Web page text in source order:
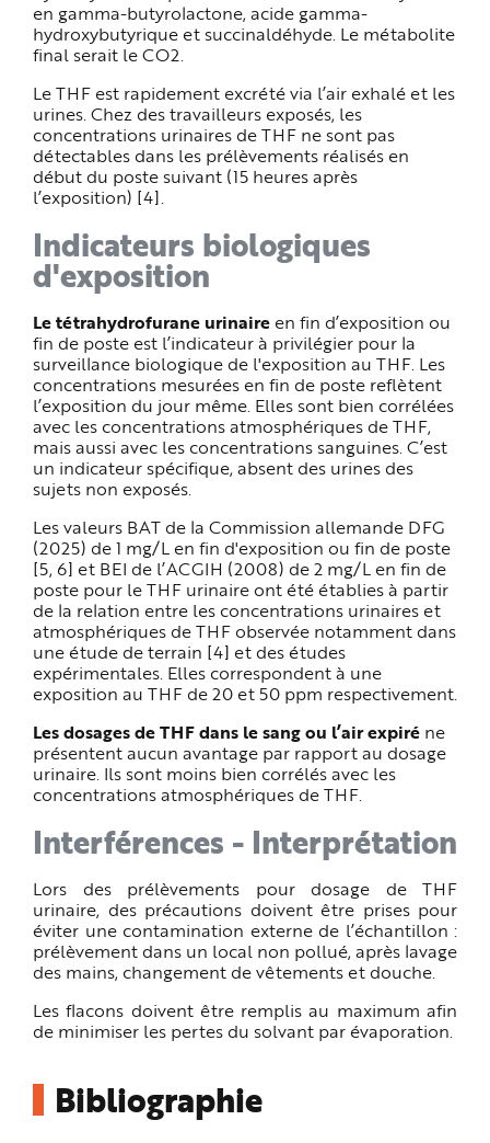
en gamma-butyrolactone, acide gamma-
hydroxybutyrique et succinaldéhyde. Le métabolite
final serait le CO2.
Le THF est rapidement excrété via l’air exhalé et les
urines. Chez des travailleurs exposés, les
concentrations urinaires de THF ne sont pas
détectables dans les prélèvements réalisés en
début du poste suivant (15 heures après
l’exposition) [4].
Indicateurs biologiques
d'exposition
Le tétrahydrofurane urinaire en fin d’exposition ou
fin de poste est l’indicateur à privilégier pour la
surveillance biologique de l'exposition au THF. Les
concentrations mesurées en fin de poste reflètent
l’exposition du jour même. Elles sont bien corrélées
avec les concentrations atmosphériques de THF,
mais aussi avec les concentrations sanguines. C’est
un indicateur spécifique, absent des urines des
sujets non exposés.
Les valeurs BAT de la Commission allemande DFG
(2025) de 1 mg/L en fin d'exposition ou fin de poste
[5, 6] et BEI de l’ACGIH (2008) de 2 mg/L en fin de
poste pour le THF urinaire ont été établies à partir
de la relation entre les concentrations urinaires et
atmosphériques de THF observée notamment dans
une étude de terrain [4] et des études
expérimentales. Elles correspondent à une
exposition au THF de 20 et 50 ppm respectivement.
Les dosages de THF dans le sangou l’air expiré ne
présentent aucun avantage par rapport au dosage
urinaire. Ils sont moins bien corrélés avec les
concentrations atmosphériques de THF.
Interférences - Interprétation
Lors des prélèvements pour dosage de THF
urinaire, des précautions doivent être prises pour
éviter une contamination externe de l’échantillon :
prélèvement dans un local non pollué, après lavage
des mains, changement de vêtements et douche.
Les flacons doivent être remplis au maximum afin
de minimiser les pertes du solvant par évaporation.
Bibliographie